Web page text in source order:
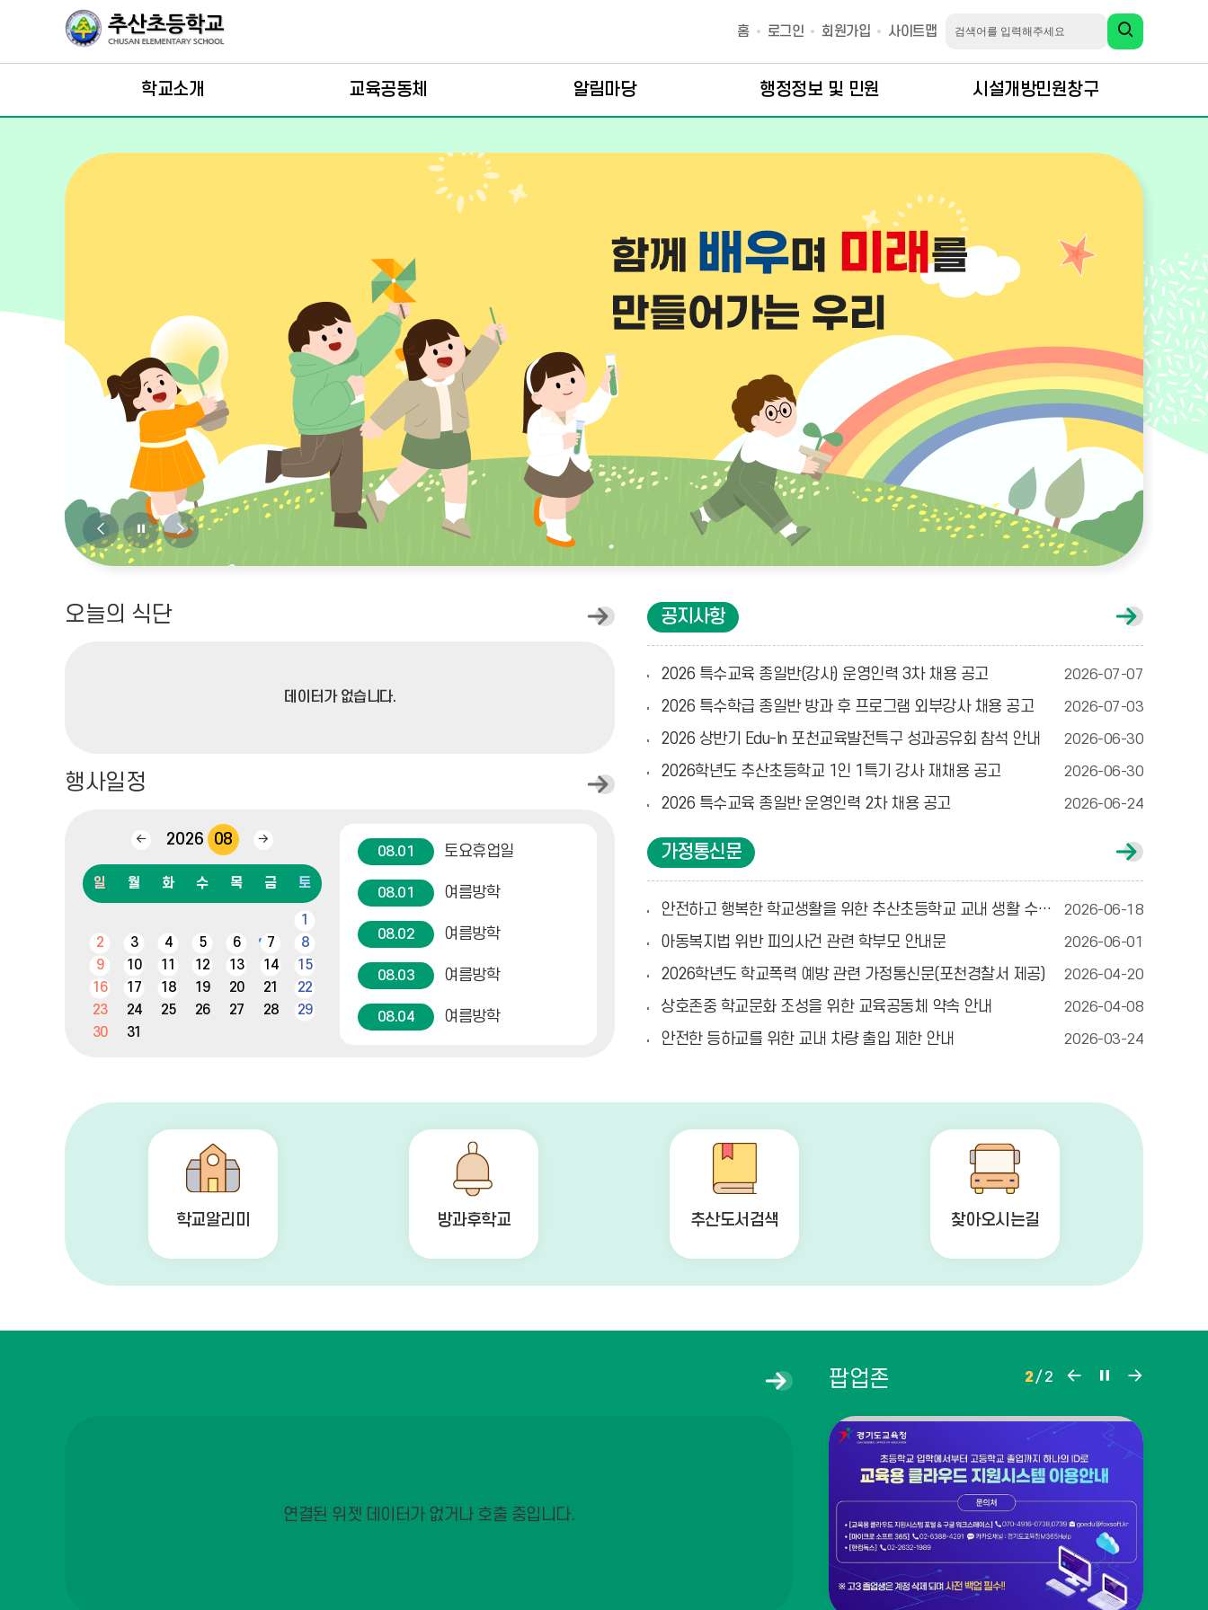
홈 로그인 회원가입 사이트맵
학교소개 교육공동체 알림마당 행정정보 및 민원 시설개방민원창구
비
주
비
주
얼
비
주
오늘의 식단
데이터가 없습니다.
오
늘
행사일정
이
달
2026 08
다
달
월,
화,
수,
목,
일 월 화 수 목 금 토
1
2
3 4 5 6 7
8
9
10 11 12 13 14
15
16
17 18 19 20 21
22
23
24 25 26 27 28
29
30
31
08.01 토요휴업일
08.01 여름방학
08.02 여름방학
08.03 여름방학
08.04 여름방학
08.06 여름방학
08.07 여름방학
여름방학
토요휴업일
여름방학
08.15 여름방학
일
정
공지사항
2026 특수교육 종일반(강사) 운영인력 3차 채용 공고 2026-07-07
2026 특수학급 종일반 방과 후 프로그램 외부강사 채용 공고 2026-07-03
2026 상반기 Edu-In 포천교육발전특구 성과공유회 참석 안내 2026-06-30
2026학년도 추산초등학교 1인 1특기 강사 재채용 공고 2026-06-30
2026 특수교육 종일반 운영인력 2차 채용 공고 2026-06-24
공
지
사
항
게
시
글
더
기
가정통신문
안전하고 행복한 학교생활을 위한 추산초등학교 교내 생활 수칙 안내 2026-06-18
아동복지법 위반 피의사건 관련 학부모 안내문 2026-06-01
2026학년도 학교폭력 예방 관련 가정통신문(포천경찰서 제공) 2026-04-20
상호존중 학교문화 조성을 위한 교육공동체 약속 안내 2026-04-08
안전한 등하교를 위한 교내 차량 출입 제한 안내 2026-03-24
가
정
통
신
문
게
시
글
보
학교알리미 방과후학교 추산도서검색 찾아오시는길
연결된 위젯 데이터가 없거나 호출 중입니다.
포
토
팝업존 2/ 2
존
전
팝
존
정
지
다
음